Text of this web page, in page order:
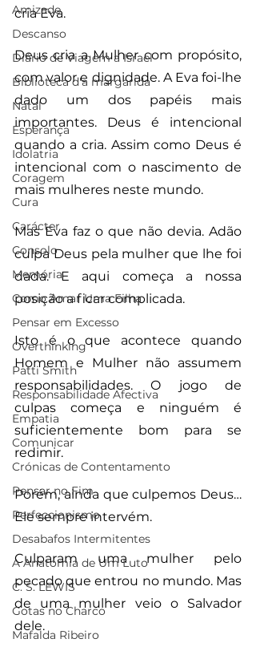
Amizade
Descanso
Diário de Viagem a Israel
Biblioteca d'a margarida
Natal
Esperança
Idolatria
Coragem
Cura
Carácter
Consolo
Memória
Como Amar Uma Filha
Pensar em Excesso
Overthinking
Patti Smith
Responsabilidade Afectiva
Empatia
Comunicar
Crónicas de Contentamento
Pensar no Fim
Perfeccionismo
Desabafos Intermitentes
A Anatomia de Um Luto
C. S. LEWIS
Gotas no Charco
Mafalda Ribeiro
cria Eva.
Deus cria a Mulher com propósito,
com valor e dignidade. A Eva foi-lhe
dado um dos papéis mais
importantes. Deus é intencional
quando a cria. Assim como Deus é
intencional com o nascimento de
mais mulheres neste mundo.
Mas Eva faz o que não devia. Adão
culpa Deus pela mulher que lhe foi
dada. E aqui começa a nossa
posição a ficar complicada.
Isto é o que acontece quando
Homem e Mulher não assumem
responsabilidades. O jogo de
culpas começa e ninguém é
suficientemente bom para se
redimir.
Porém, ainda que culpemos Deus…
Ele sempre intervém.
Culparam uma mulher pelo
pecado que entrou no mundo. Mas
de uma mulher veio o Salvador
dele.